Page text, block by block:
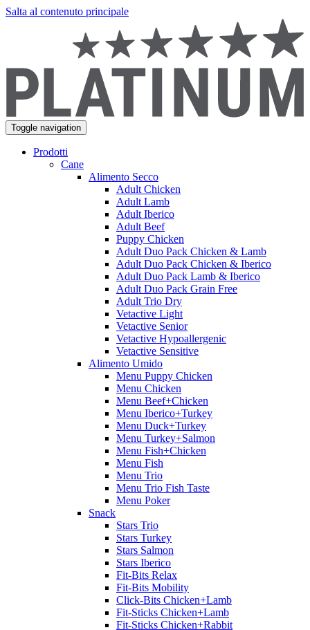
Salta al contenuto principale
Toggle navigation
Prodotti
Cane
Alimento Secco
Adult Chicken
Adult Lamb
Adult Iberico
Adult Beef
Puppy Chicken
Adult Duo Pack Chicken & Lamb
Adult Duo Pack Chicken & Iberico
Adult Duo Pack Lamb & Iberico
Adult Duo Pack Grain Free
Adult Trio Dry
Vetactive Light
Vetactive Senior
Vetactive Hypoallergenic
Vetactive Sensitive
Alimento Umido
Menu Puppy Chicken
Menu Chicken
Menu Beef+Chicken
Menu Iberico+Turkey
Menu Duck+Turkey
Menu Turkey+Salmon
Menu Fish+Chicken
Menu Fish
Menu Trio
Menu Trio Fish Taste
Menu Poker
Snack
Stars Trio
Stars Turkey
Stars Salmon
Stars Iberico
Fit-Bits Relax
Fit-Bits Mobility
Click-Bits Chicken+Lamb
Fit-Sticks Chicken+Lamb
Fit-Sticks Chicken+Rabbit